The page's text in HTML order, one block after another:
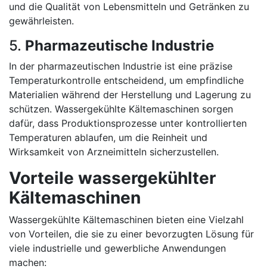
und die Qualität von Lebensmitteln und Getränken zu
gewährleisten.
5. Pharmazeutische Industrie
In der pharmazeutischen Industrie ist eine präzise
Temperaturkontrolle entscheidend, um empfindliche
Materialien während der Herstellung und Lagerung zu
schützen. Wassergekühlte Kältemaschinen sorgen
dafür, dass Produktionsprozesse unter kontrollierten
Temperaturen ablaufen, um die Reinheit und
Wirksamkeit von Arzneimitteln sicherzustellen.
Vorteile wassergekühlter
Kältemaschinen
Wassergekühlte Kältemaschinen bieten eine Vielzahl
von Vorteilen, die sie zu einer bevorzugten Lösung für
viele industrielle und gewerbliche Anwendungen
machen: